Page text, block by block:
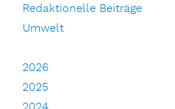
Redaktionelle Beiträge
Umwelt
2026
2025